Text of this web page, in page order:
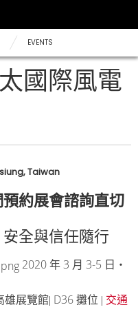
EVENTS
國際風電
Taiwan
約展會諮詢直切
全與信任隨行
2020 年 3 月 3-5 日‧
雄展覽館| D36 攤位 | 交通